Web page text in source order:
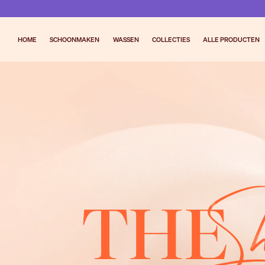
HOME SCHOONMAKEN WASSEN COLLECTIES ALLE PRODUCTEN
THE